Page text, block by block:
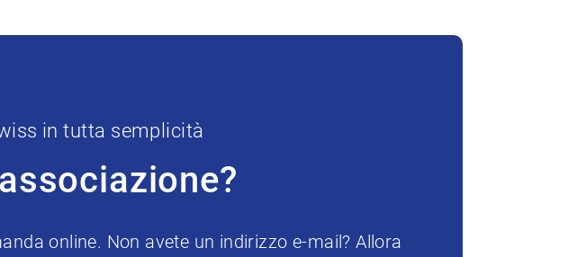
in tutta semplicità
online. Non avete un indirizzo e-mail? Allora